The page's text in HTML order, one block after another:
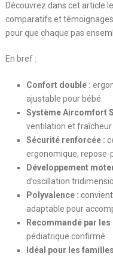
Découvrez dans cet article
comparatifs et
pour que chaque pas
En bref :
Confort double :
ajustable pour bébé
Système Aircomfort
ventilation et
Sécurité renforcée :
ergonomique,
Développement
d’oscillation
Polyvalence :
adaptable pour
Recommandé par les
pédiatrique confirmé
Idéal pour les